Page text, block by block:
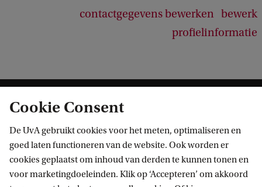
contactgegevens bewerken bewerk
profielinformatie
Informatie voor
Cookie Consent
De UvA gebruikt cookies voor het meten, optimaliseren en
goed laten functioneren van de website. Ook worden er
cookies geplaatst om inhoud van derden te kunnen tonen en
voor marketingdoeleinden. Klik op ‘Accepteren’ om akkoord